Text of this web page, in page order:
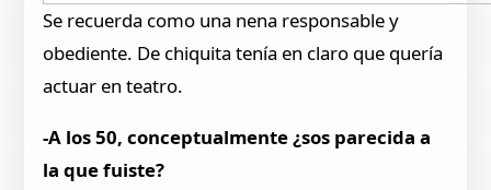
Se recuerda como una nena responsable y
obediente. De chiquita tenía en claro que quería
actuar en teatro.
-A los 50, conceptualmente ¿sos parecida a
la que fuiste?